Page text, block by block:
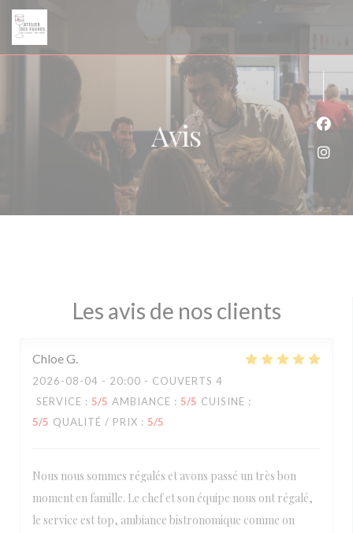
Personnalisation de vos choix en matière de cookies
Avis
Les avis de nos clients
ChloeG
2026-08-04 - 20:00 - COUVERTS 4
SERVICE : 5/5 AMBIANCE : 5/5 CUISINE :
5/5 QUALITÉ / PRIX : 5/5
Nous nous sommes régalés et avons passé un très bon
moment en famille. Le chef et son équipe nous ont régalé,
le service est top, ambiance bistronomique comme on